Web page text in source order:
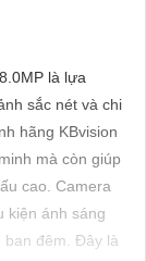
là lựa
sắc nét và chi
hãng KBvision
mà còn giúp
cao. Camera
kiện ánh sáng
ban đêm. Đây là